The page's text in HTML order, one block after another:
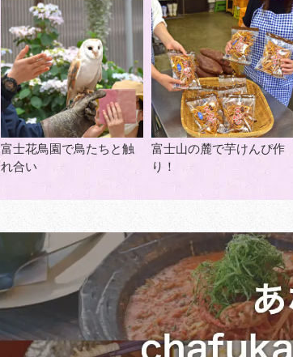
富士花鳥園で鳥たちと触
れ合い
富士山の麓で芋けんぴ作
り！